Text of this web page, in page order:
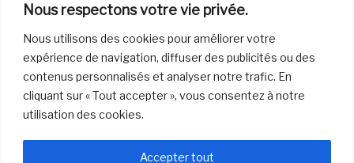
Nous respectons votre vie privée.
Nous utilisons des cookies pour améliorer votre
expérience de navigation, diffuser des publicités ou des
contenus personnalisés et analyser notre trafic. En
cliquant sur « Tout accepter », vous consentez à notre
utilisation des cookies.
Accepter tout
Suivez-nous
Tous droits réservés. © La boîte à bijoux 2026